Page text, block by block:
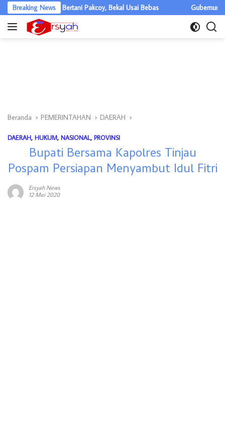
Langsung
ke
Breaking News
Bertani Pakcoy, Bekal Usai Bebas Gubernur Sumut Ajak
Beranda PEMERINTAHAN DAERAH
DAERAH, HUKUM, NASIONAL, PROVINSI
Bupati Bersama Kapolres Tinjau
Pospam Persiapan Menyambut Idul Fitri
Ersyah News
12 Mei 2020